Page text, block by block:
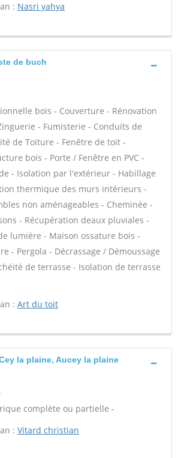
: Nasri yahya
de buch
bois - Couverture - Rénovation
- Fumisterie - Conduits de
de Toiture - Fenêtre de toit -
bois - Porte / Fenêtre en PVC -
- Isolation par l'extérieur - Habillage
thermique des murs intérieurs -
non aménageables - Cheminée -
- Récupération deaux pluviales -
lumière - Maison ossature bois -
- Pergola - Décrassage / Démoussage
de terrasse - Isolation de terrasse
: Art du toit
la plaine, Aucey la plaine
complète ou partielle -
: Vitard christian